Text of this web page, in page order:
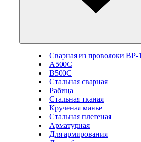
Сварная из проволоки ВР-1
А500С
В500С
Стальная сварная
Рабица
Стальная тканая
Крученая манье
Стальная плетеная
Арматурная
Для армирования